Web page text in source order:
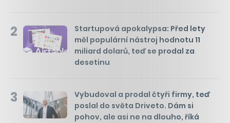
2
Startupová apokalypsa: Před lety
měl populární nástroj hodnotu 11
miliard dolarů, teď se prodal za
desetinu
3
Vybudoval a prodal čtyři firmy, teď
poslal do světa Driveto. Dám si
pohov, ale asi ne na dlouho, říká